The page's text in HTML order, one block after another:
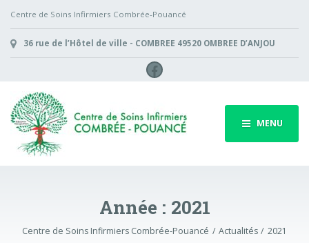
Centre de Soins Infirmiers Combrée-Pouancé
36 rue de l’Hôtel de ville - COMBREE 49520 OMBREE D’ANJOU
Facebook
MENU
Année : 2021
Centre de Soins Infirmiers Combrée-Pouancé Actualités 2021